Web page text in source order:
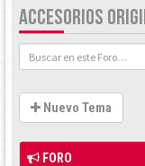
ACCESORIOS
Nuevo Tema
FORO